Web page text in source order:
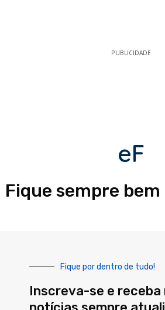
PUBLICIDADE
eF
Fique sempre
Fique por dentro de tudo!
Inscreva-se e receba